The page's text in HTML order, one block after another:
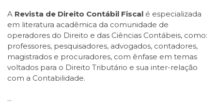
A Revista de Direito Contábil Fiscal é especializada
em literatura acadêmica da comunidade de
operadores do Direito e das Ciências Contábeis, como:
professores, pesquisadores, advogados, contadores,
magistrados e procuradores, com ênfase em temas
voltados para o Direito Tributário e sua inter-relação
com a Contabilidade.
...